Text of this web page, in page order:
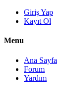
Giriş Yap
Kayıt Ol
Menu
Ana Sayfa
Forum
Yardım